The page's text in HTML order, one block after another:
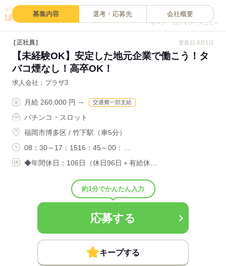
キープ ログイン メニュー
募集内容 選考・応募先 会社概要
正社員 更新日:6月1日
【未経験OK】安定した地元企業で働こう！タ
バコ煙なし！高卒OK！
求人会社 プラザ3
月給 260,000 円 ～ 交通費一部支給
パチンコ・スロット
福岡市博多区 / 竹下駅（車5分）
08：30～17：1516：45～00：…
◆年間休日：106日（休日96日＋有給休…
約1分でかんたん入力
応募する
キープする